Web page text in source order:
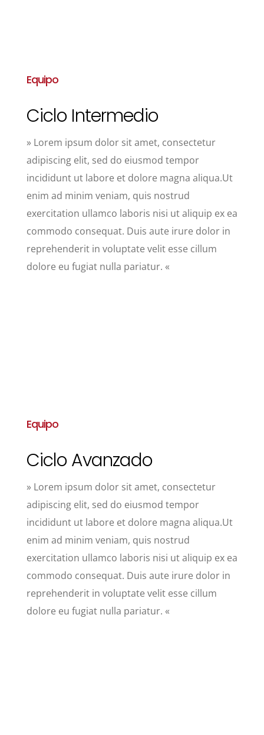
Equipo
Ciclo Intermedio
» Lorem ipsum dolor sit amet, consectetur
adipiscing elit, sed do eiusmod tempor
incididunt ut labore et dolore magna aliqua.Ut
enim ad minim veniam, quis nostrud
exercitation ullamco laboris nisi ut aliquip ex ea
commodo consequat. Duis aute irure dolor in
reprehenderit in voluptate velit esse cillum
dolore eu fugiat nulla pariatur. «
Equipo
Ciclo Avanzado
» Lorem ipsum dolor sit amet, consectetur
adipiscing elit, sed do eiusmod tempor
incididunt ut labore et dolore magna aliqua.Ut
enim ad minim veniam, quis nostrud
exercitation ullamco laboris nisi ut aliquip ex ea
commodo consequat. Duis aute irure dolor in
reprehenderit in voluptate velit esse cillum
dolore eu fugiat nulla pariatur. «